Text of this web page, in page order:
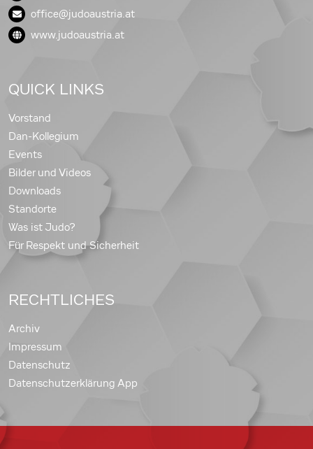
office@judoaustria.at
www.judoaustria.at
QUICK LINKS
Vorstand
Dan-Kollegium
Events
Bilder und Videos
Downloads
Standorte
Was ist Judo?
Für Respekt und Sicherheit
RECHTLICHES
Archiv
Impressum
Datenschutz
Datenschutzerklärung App